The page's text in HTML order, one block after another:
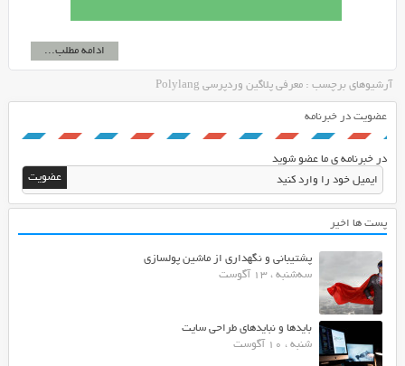
ادامه مطلب...
آرشیوهای برچسب : معرفی پلاگین وردپرسی Polylang
عضویت در خبرنامه
در خبرنامه ی ما عضو شوید
پست ها اخیر
پشتیبانی و نگهداری از ماشین پولسازی
سه‌شنبه ، 13 آگوست
بایدها و نبایدهای طراحی سایت
شنبه ، 10 آگوست